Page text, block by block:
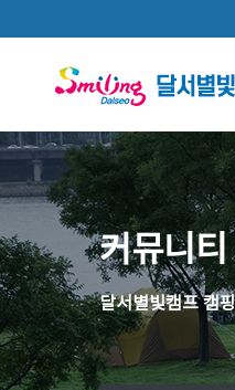
커뮤니티
달서별빛캠프 캠